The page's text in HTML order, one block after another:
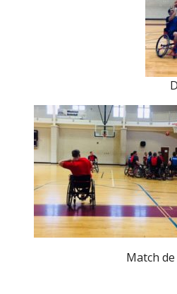
Match